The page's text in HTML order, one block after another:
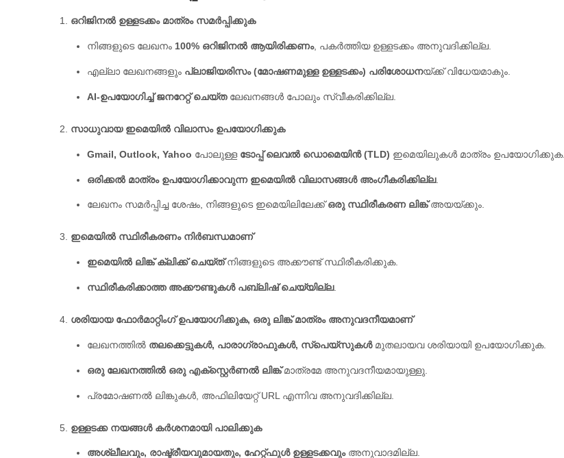
ഒറിജിനൽ ഉള്ളടക്കം മാത്രം സമർപ്പിക്കുക
നിങ്ങളുടെ ലേഖനം 100% ഒറിജിനൽ ആയിരിക്കണം, പകർത്തിയ ഉള്ളടക്കം അനുവദിക്കില്ല.
എല്ലാ ലേഖനങ്ങളും പ്ലാജിയരിസം (മോഷണമുള്ള ഉള്ളടക്കം) പരിശോധനയ്ക്ക് വിധേയമാകും.
AI-ഉപയോഗിച്ച് ജനറേറ്റ് ചെയ്തലേഖനങ്ങൾ പോലും സ്വീകരിക്കില്ല.
സാധുവായ ഇമെയിൽ വിലാസം ഉപയോഗിക്കുക
Gmail, Outlook, Yahoo പോലുള്ള ടോപ്പ് ലെവൽ ഡൊമെയിൻ (TLD) ഇമെയിലുകൾ മാത്രം ഉപയോഗിക്കുക.
ഒരിക്കൽ മാത്രം ഉപയോഗിക്കാവുന്ന ഇമെയിൽ വിലാസങ്ങൾ അംഗീകരിക്കില്ല.
ലേഖനം സമർപ്പിച്ച ശേഷം, നിങ്ങളുടെ ഇമെയിലിലേക്ക്ഒരു സ്ഥിരീകരണ ലിങ്ക്അയയ്ക്കും.
ഇമെയിൽ സ്ഥിരീകരണം നിർബന്ധമാണ്
ഇമെയിൽ ലിങ്ക് ക്ലിക്ക് ചെയ്ത്നിങ്ങളുടെ അക്കൗണ്ട് സ്ഥിരീകരിക്കുക.
സ്ഥിരീകരിക്കാത്ത അക്കൗണ്ടുകൾ പബ്ലിഷ് ചെയ്യില്ല.
ശരിയായ ഫോർമാറ്റിംഗ് ഉപയോഗിക്കുക, ഒരു ലിങ്ക് മാത്രം അനുവദനീയമാണ്
ലേഖനത്തിൽ തലക്കെട്ടുകൾ, പാരാഗ്രാഫുകൾ, സ്പെയ്സുകൾമുതലായവ ശരിയായി ഉപയോഗിക്കുക.
ഒരു ലേഖനത്തിൽ ഒരു എക്സ്റ്റെർണൽ ലിങ്ക്മാത്രമേ അനുവദനീയമായുള്ളു.
പ്രമോഷണൽ ലിങ്കുകൾ, അഫിലിയേറ്റ് URL എന്നിവ അനുവദിക്കില്ല.
ഉള്ളടക്ക നയങ്ങൾ കർശനമായി പാലിക്കുക
അശ്ലീലവും, രാഷ്ട്രീയവുമായതും, ഹേറ്റ്ഫുൾ ഉള്ളടക്കവുംഅനുവാദമില്ല.